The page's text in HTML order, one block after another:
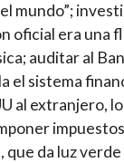
mundo”;
oficial era una
auditar al
el sistema
al extranjero,
da luz